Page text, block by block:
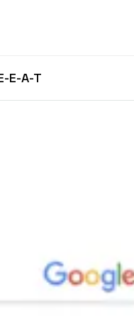
E-A-T